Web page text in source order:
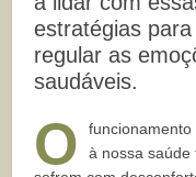
estratégias
regular as
saudáveis.
O
à nossa saúde